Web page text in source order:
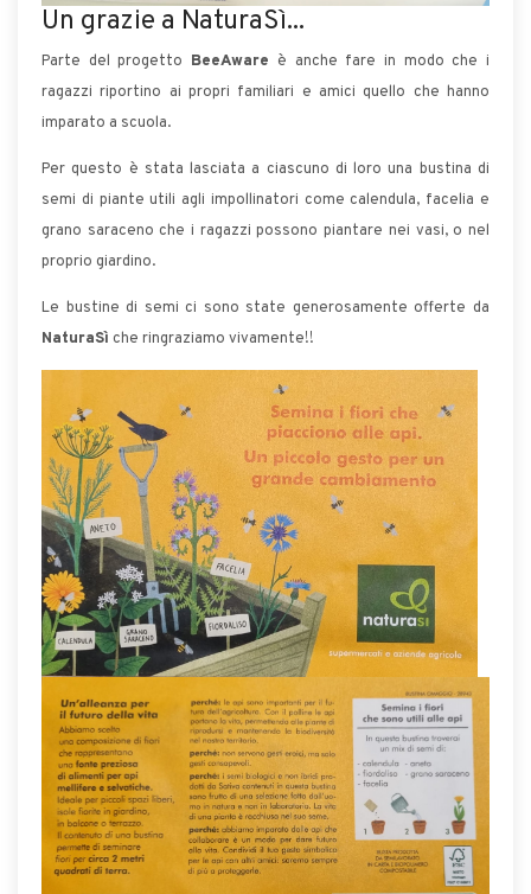
Un grazie a NaturaSì...
Parte del progetto BeeAware è anche fare in modo che i
ragazzi riportino ai propri familiari e amici quello che hanno
imparato a scuola.
Per questo è stata lasciata a ciascuno di loro una bustina di
semi di piante utili agli impollinatori come calendula, facelia e
grano saraceno che i ragazzi possono piantare nei vasi, o nel
proprio giardino.
Le bustine di semi ci sono state generosamente offerte da
NaturaSì che ringraziamo vivamente!!